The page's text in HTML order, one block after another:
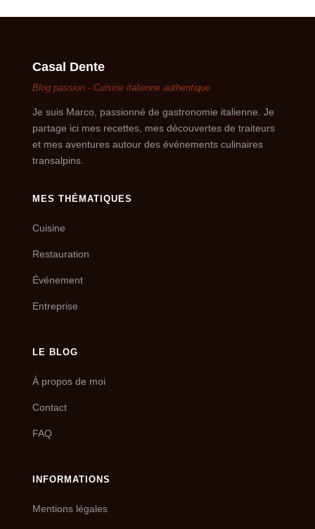
Casal Dente
Blog passion - Cuisine italienne authentique
Je suis Marco, passionné de gastronomie italienne. Je
partage ici mes recettes, mes découvertes de traiteurs
et mes aventures autour des événements culinaires
transalpins.
MES THÉMATIQUES
Cuisine
Restauration
Événement
Entreprise
LE BLOG
À propos de moi
Contact
FAQ
INFORMATIONS
Mentions légales